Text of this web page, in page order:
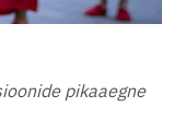
pikaaegne